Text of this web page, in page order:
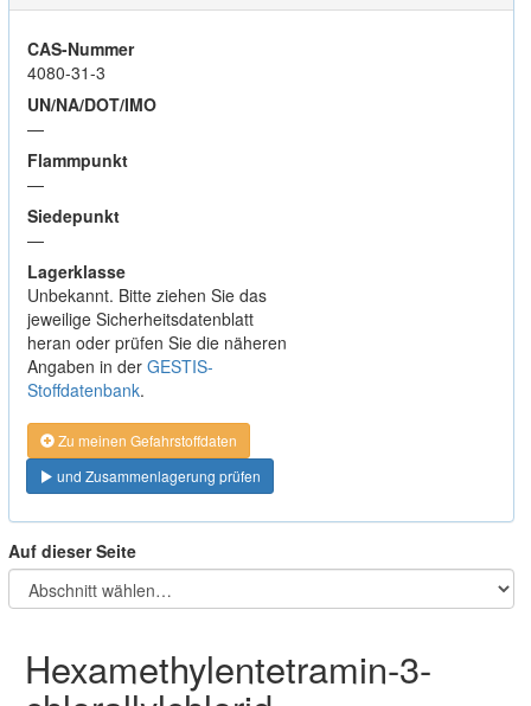
CAS-Nummer
4080-31-3
UN/NA/DOT/IMO
—
Flammpunkt
—
Siedepunkt
—
Lagerklasse
Unbekannt. Bitte ziehen Sie das
jeweilige Sicherheitsdatenblatt
heran oder prüfen Sie die näheren
Angaben in der GESTIS-
Stoffdatenbank.
Zu meinen Gefahrstoffdaten
und Zusammenlagerung prüfen
Auf dieser Seite
Hexamethylentetramin-3-